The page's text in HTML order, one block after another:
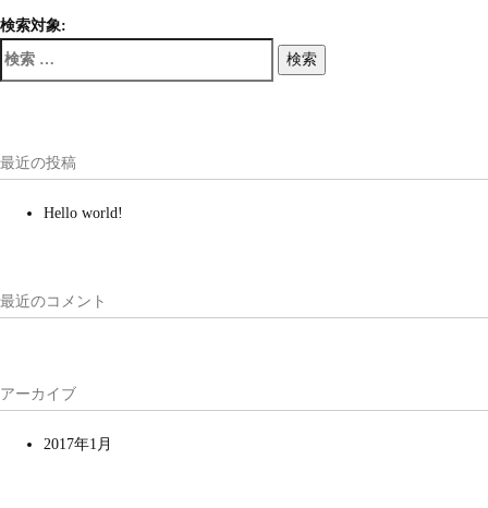
検索対象:
検索
最近の投稿
Hello world!
最近のコメント
アーカイブ
2017年1月